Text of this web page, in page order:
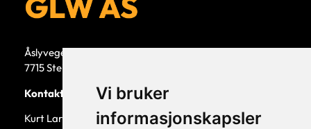
Vi bruker
informasjonskapsler
Åslyvegen 5b
7715 Steinkjer
Kontaktperson
Kurt Larsen, daglig leder.